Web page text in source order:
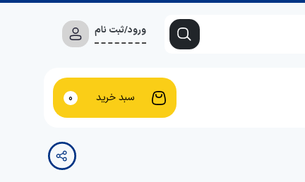
ورود/ثبت نام
سبد خرید 0